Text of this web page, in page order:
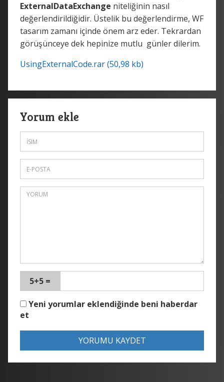
ExternalDataExchange niteliğinin nasıl
değerlendirildiğidir. Üstelik bu değerlendirme, WF
tasarım zamanı içinde önem arz eder. Tekrardan
görüşünceye dek hepinize mutlu günler dilerim.
UsingExternalCode.rar (50,98 kb)
Yorum ekle
5+5 =
Yeni yorumlar eklendiğinde beni haberdar
et